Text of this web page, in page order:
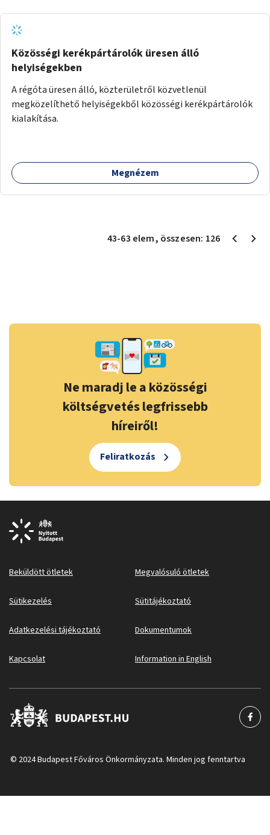
Közösségi kerékpártárolók üresen álló
helyiségekben
A régóta üresen álló, közterületről közvetlenül
megközelíthető helyiségekből közösségi kerékpártárolók
kialakítása.
Megnézem
43-63 elem, összesen: 126
Ne maradj le a közösségi
költségvetés legfrissebb
híreiről!
Feliratkozás
Beküldött ötletek Megvalósuló ötletek
Sütikezelés Sütitájékoztató
Adatkezelési tájékoztató Dokumentumok
Kapcsolat Information in English
© 2024 Budapest Főváros Önkormányzata. Minden jog fenntartva